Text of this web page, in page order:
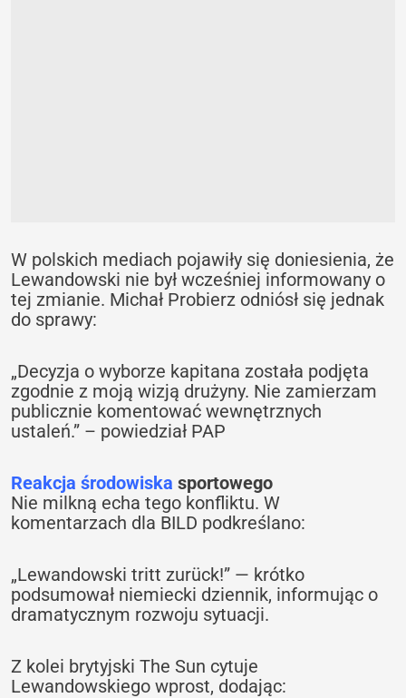
W polskich mediach pojawiły się doniesienia, że
Lewandowski nie był wcześniej informowany o
tej zmianie. Michał Probierz odniósł się jednak
do sprawy:
„Decyzja o wyborze kapitana została podjęta
zgodnie z moją wizją drużyny. Nie zamierzam
publicznie komentować wewnętrznych
ustaleń.” – powiedział PAP
Reakcja środowiska sportowego
Nie milkną echa tego konfliktu. W
komentarzach dla BILD podkreślano:
„Lewandowski tritt zurück!” — krótko
podsumował niemiecki dziennik, informując o
dramatycznym rozwoju sytuacji.
Z kolei brytyjski The Sun cytuje
Lewandowskiego wprost, dodając: